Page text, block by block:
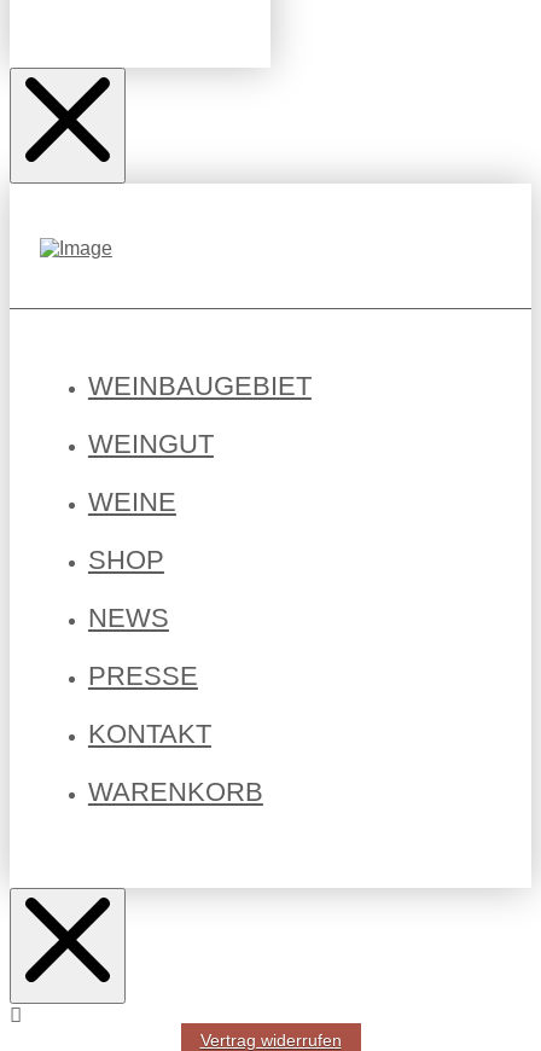
WEINBAUGEBIET
WEINGUT
WEINE
SHOP
NEWS
PRESSE
KONTAKT
WARENKORB
Vertrag widerrufen